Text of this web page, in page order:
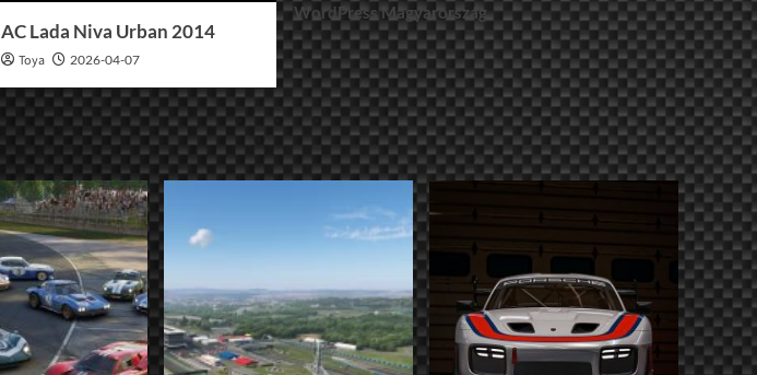
AC Lada Niva Urban 2014
Toya 2026-04-07
WordPress Magyarország